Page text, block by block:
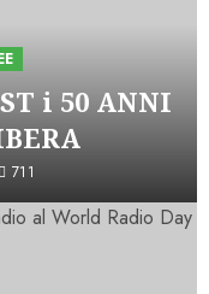
i 50 ANNI
711